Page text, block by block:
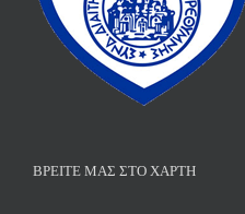
ΒΡΕΊΤΕ ΜΑΣ ΣΤΟ ΧΆΡΤΗ